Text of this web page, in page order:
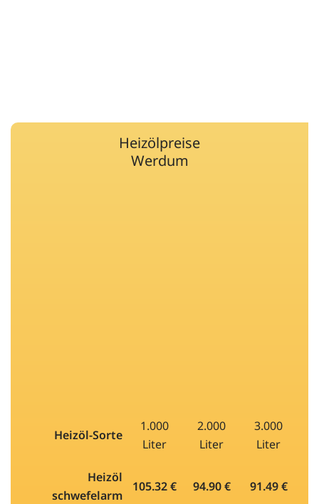
Heizölpreise
Werdum
Heizöl-Sorte
1.000
Liter
2.000
Liter
3.000
Liter
Heizöl
schwefelarm
105.32 € 94.90 € 91.49 €